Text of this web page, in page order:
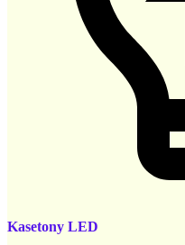
Kasetony LED